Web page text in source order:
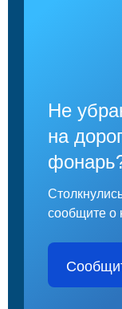
Не
на
сообщите о